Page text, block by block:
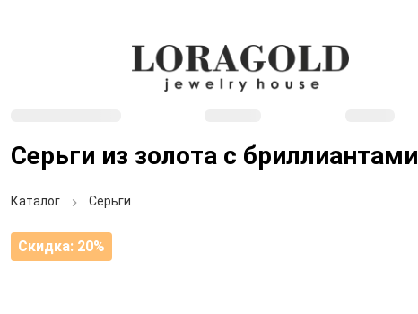
Серьги из золота с бриллиантами
Каталог Серьги
Скидка: 20%